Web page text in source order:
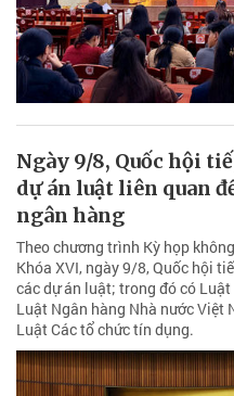
Ngày 9/8, Quốc hội
dự án luật liên quan
ngân hàng
Theo chương trình Kỳ họp
Khóa XVI, ngày 9/8, Quốc hội
các dự án luật; trong đó có
Luật Ngân hàng Nhà nước Việt
Luật Các tổ chức tín dụng.